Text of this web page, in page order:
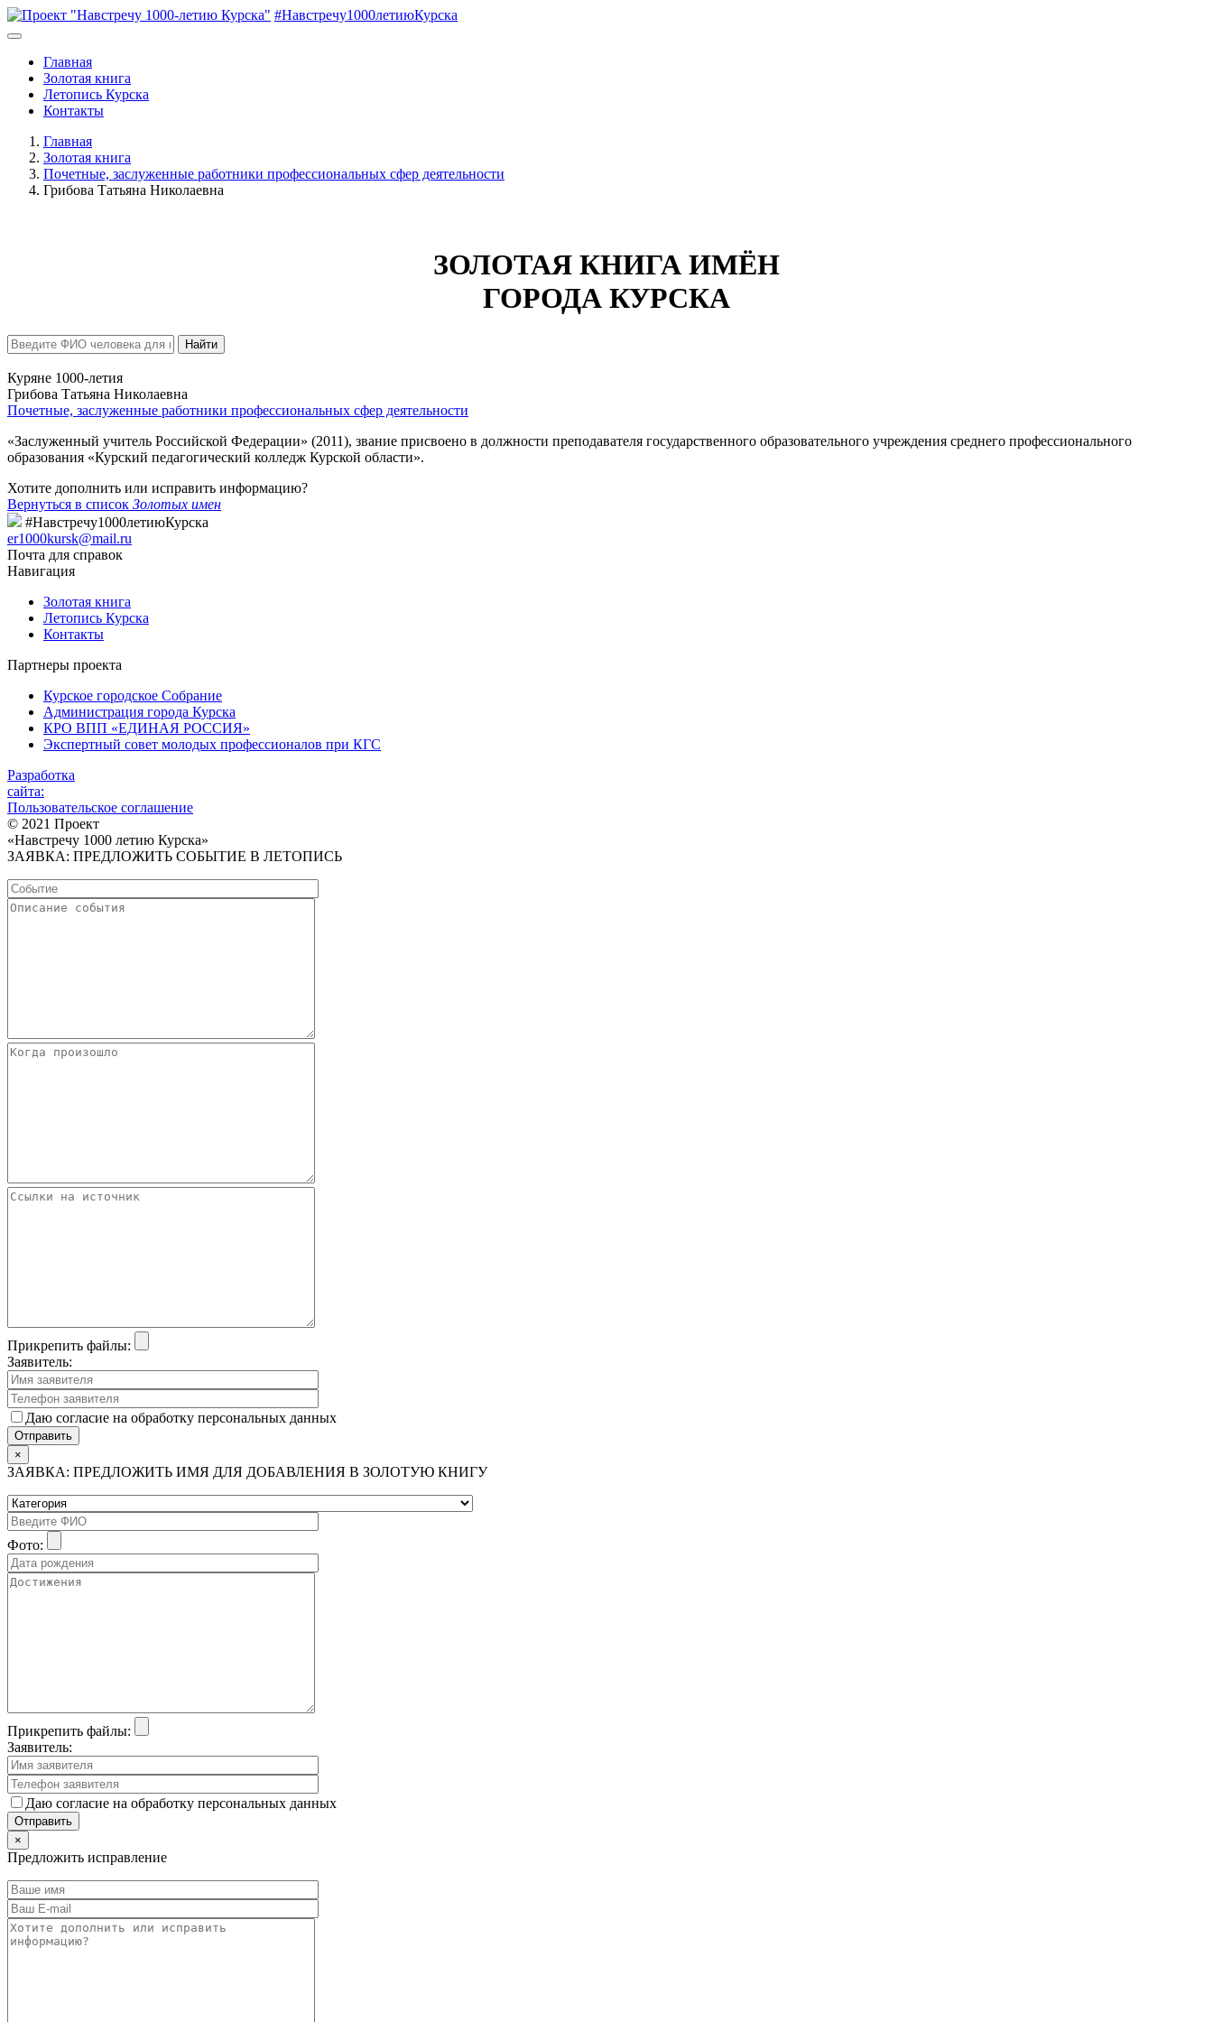
#Навстречу1000летиюКурска
Главная
Золотая книга
Летопись Курска
Контакты
Главная
Золотая книга
Почетные, заслуженные работники профессиональных сфер деятельности
Грибова Татьяна Николаевна
ЗОЛОТАЯ КНИГА ИМЁН
ГОРОДА КУРСКА
Найти
Куряне 1000-летия
Грибова Татьяна Николаевна
Почетные, заслуженные работники профессиональных сфер деятельности
«Заслуженный учитель Российской Федерации» (2011), звание присвоено в должности преподавателя государственного образовательного учреждения среднего профессионального
образования «Курский педагогический колледж Курской области».
Хотите дополнить или исправить информацию?
Вернуться в список Золотых имен
#Навстречу1000летиюКурска
er1000kursk@mail.ru
Почта для справок
Навигация
Золотая книга
Летопись Курска
Контакты
Партнеры проекта
Курское городское Собрание
Администрация города Курска
КРО ВПП «ЕДИНАЯ РОССИЯ»
Экспертный совет молодых профессионалов при КГС
Разработка
сайта:
Пользовательское соглашение
© 2021 Проект
«Навстречу 1000 летию Курска»
ЗАЯВКА: ПРЕДЛОЖИТЬ СОБЫТИЕ В ЛЕТОПИСЬ
Прикрепить файлы:
Заявитель:
Даю согласие на обработку персональных данных
×
ЗАЯВКА: ПРЕДЛОЖИТЬ ИМЯ ДЛЯ ДОБАВЛЕНИЯ В ЗОЛОТУЮ КНИГУ
Фото:
Прикрепить файлы:
Заявитель:
Даю согласие на обработку персональных данных
×
Предложить исправление